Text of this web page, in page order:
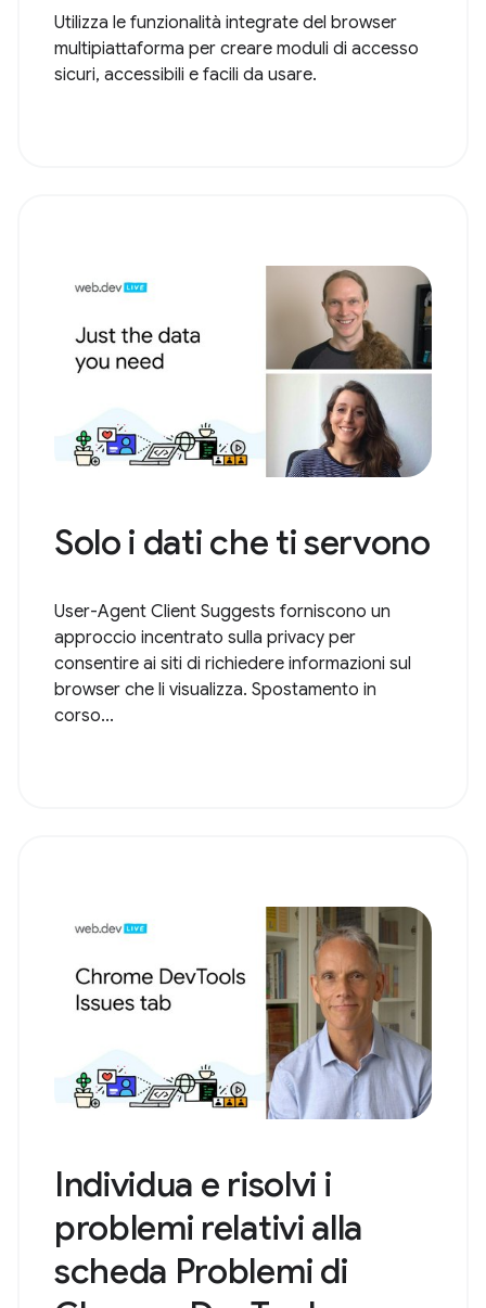
Utilizza le funzionalità integrate del browser
multipiattaforma per creare moduli di accesso
sicuri, accessibili e facili da usare.
Solo i dati che ti servono
User-Agent Client Suggests forniscono un
approccio incentrato sulla privacy per
consentire ai siti di richiedere informazioni sul
browser che li visualizza. Spostamento in
corso...
Individua e risolvi i
problemi relativi alla
scheda Problemi di